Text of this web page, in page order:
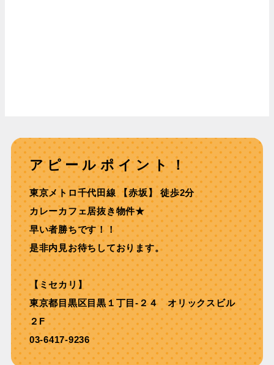
アピールポイント！
東京メトロ千代⽥線 【⾚坂】 徒歩2分
カレーカフェ居抜き物件★
早い者勝ちです！！
是非内見お待ちしております。
【ミセカリ】
東京都目黒区目黒１丁目-２４ オリックスビル
２F
03-6417-9236